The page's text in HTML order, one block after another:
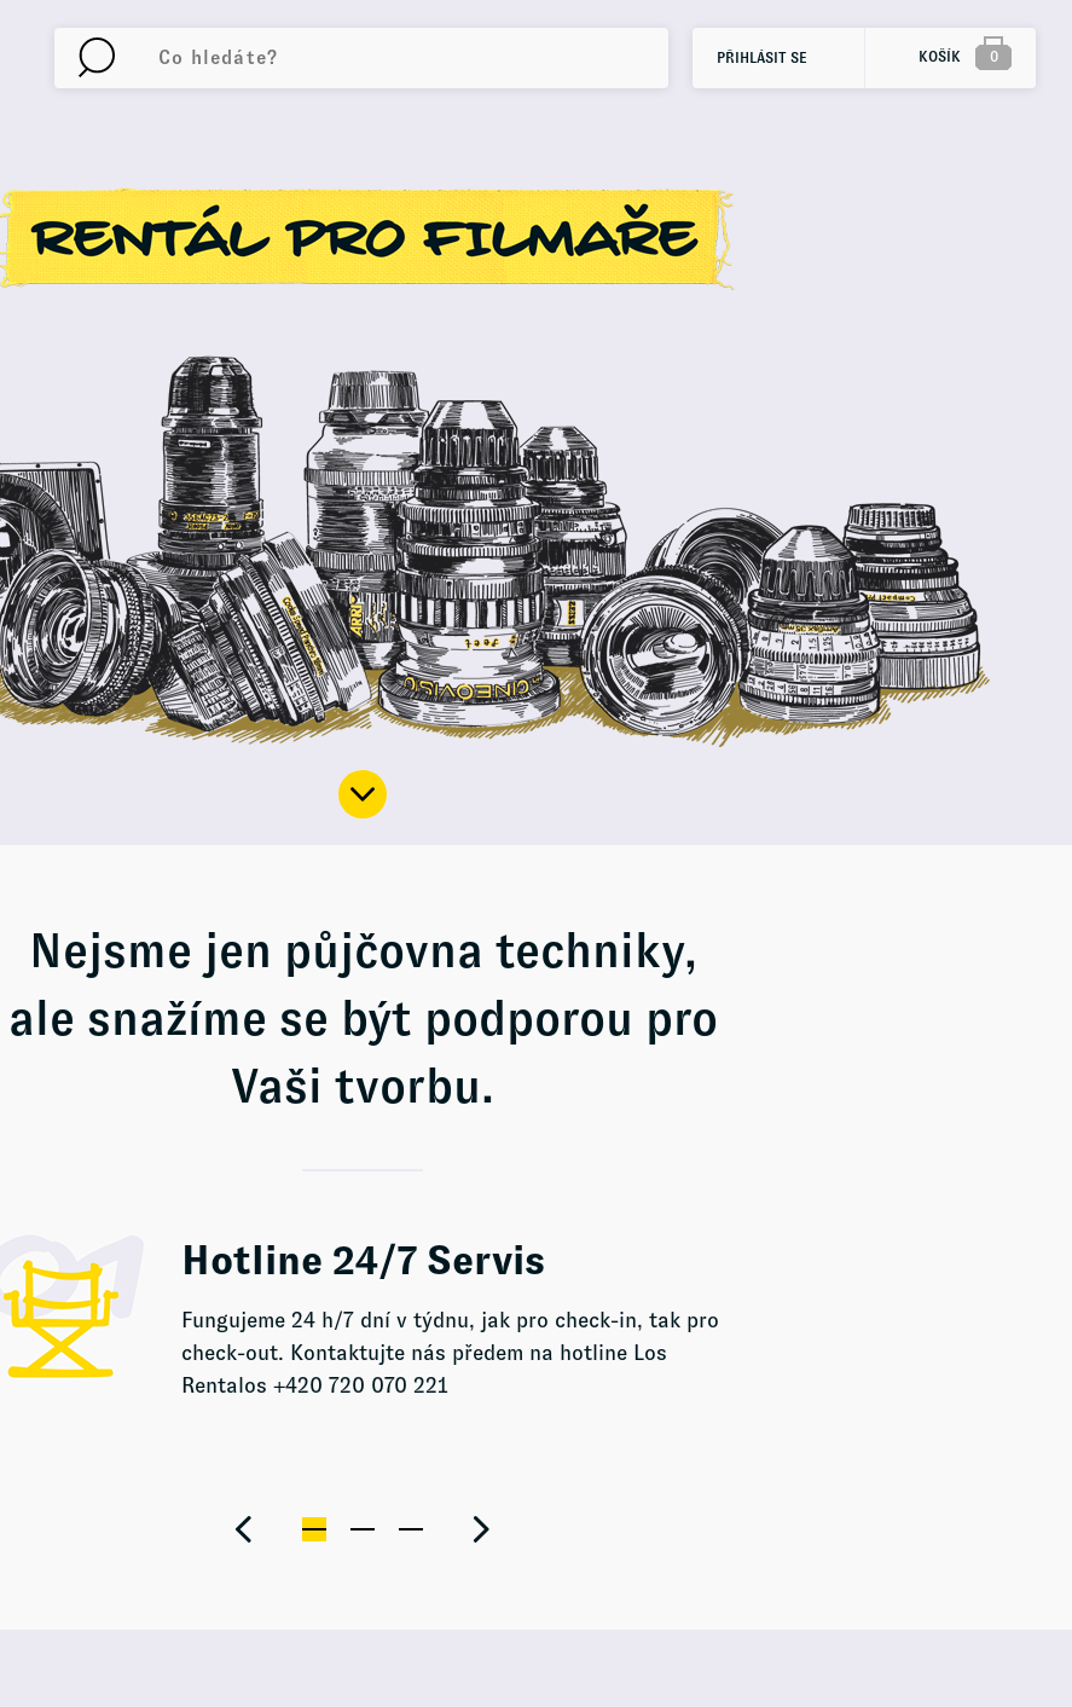
PŘIHLÁSIT SE KOŠÍK 0
Nejsme jen půjčovna techniky,
ale snažíme se být podporou pro
Vaši tvorbu.
Hotline 24/7 Servis
Fungujeme 24 h/7 dní v týdnu, jak pro check-in, tak pro
check-out. Kontaktujte nás předem na hotline Los
Rentalos +420 720 070 221